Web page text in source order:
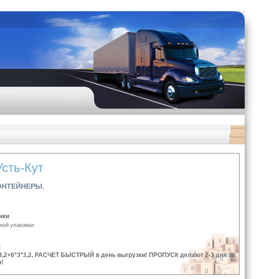
Кут
упаковки:
РАСЧЕТ БЫСТРЫЙ в день выгрузки! ПРОПУСК делают 2-3 дня за